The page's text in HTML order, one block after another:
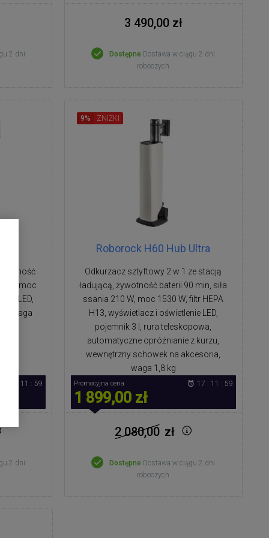
2 dni
3 490,00 zł
Dostępne Dostawa w ciągu 2 dni
roboczych
W, moc
LED,
waga
17 : 11 : 59
2 dni
Roborock H60 Hub Ultra
Odkurzacz sztyftowy 2 w 1 ze stacją
ładującą, żywotność baterii 90 min, siła
ssania 210 W, moc 1530 W, filtr HEPA
H13, wyświetlacz i oświetlenie LED,
pojemnik 3 l, rura teleskopowa,
automatyczne opróżnianie z kurzu,
wewnętrzny schowek na akcesoria,
waga 1,8 kg
9% ZNIŻKI
Promocyjna cena
1 899,00 zł
17 : 11 : 59
2 080,00 zł
Dostępne Dostawa w ciągu 2 dni
roboczych